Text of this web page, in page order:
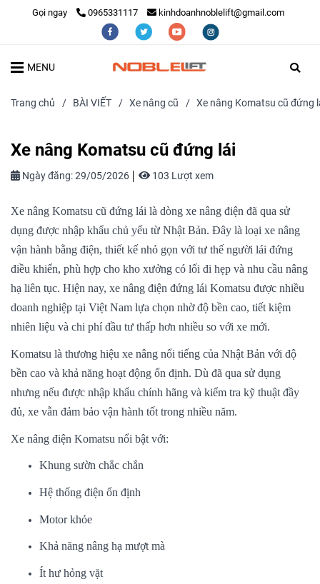
Gọi ngay 0965331117 kinhdoanhnoblelift@gmail.com
MENU
Trang chủ / BÀI VIẾT / Xe nâng cũ / Xe nâng Komatsu cũ đứng
Xe nâng Komatsu cũ đứng lái
Ngày đăng:29/05/2026 103 Lượt xem
Xe nâng Komatsu cũ đứng lái là dòng xe nâng điện đã qua sử
dụng được nhập khẩu chủ yếu từ Nhật Bản. Đây là loại xe nâng
vận hành bằng điện, thiết kế nhỏ gọn với tư thế người lái đứng
điều khiển, phù hợp cho kho xưởng có lối đi hẹp và nhu cầu nâng
hạ liên tục. Hiện nay, xe nâng điện đứng lái Komatsu được nhiều
doanh nghiệp tại Việt Nam lựa chọn nhờ độ bền cao, tiết kiệm
nhiên liệu và chi phí đầu tư thấp hơn nhiều so với xe mới.
Komatsu là thương hiệu xe nâng nổi tiếng của Nhật Bản với độ
bền cao và khả năng hoạt động ổn định. Dù đã qua sử dụng
nhưng nếu được nhập khẩu chính hãng và kiểm tra kỹ thuật đầy
đủ, xe vẫn đảm bảo vận hành tốt trong nhiều năm.
Xe nâng điện Komatsu nổi bật với:
Khung sườn chắc chắn
Hệ thống điện ổn định
Motor khỏe
Khả năng nâng hạ mượt mà
Ít hư hỏng vặt